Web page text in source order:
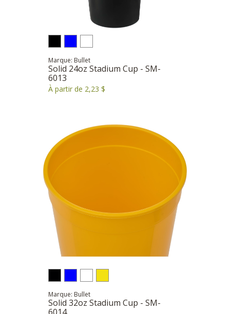
Marque: Bullet
Solid 24oz Stadium Cup - SM-
6013
À partir de 2,23 $
Marque: Bullet
Solid 32oz Stadium Cup - SM-
6014